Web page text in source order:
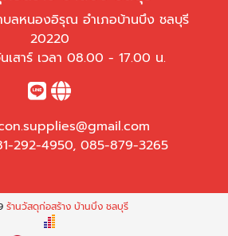
ลหนองอิรุณ อำเภอบ้านบึง ชลบุรี
20220
เสาร์ เวลา 08.00 - 17.00 น.
292-4950, 085-879-3265
ร้านวัสดุก่อสร้าง บ้านบึง ชลบุรี